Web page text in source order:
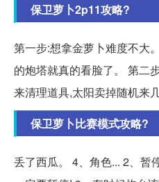
保卫萝卜2p11攻略?
第一步:想拿金萝卜难度不大
的炮塔就真的看脸了。 第二
来清理道具,太阳卖掉随机来
保卫萝卜比赛模式攻略?
丢了西瓜。 4、角色... 2、暂